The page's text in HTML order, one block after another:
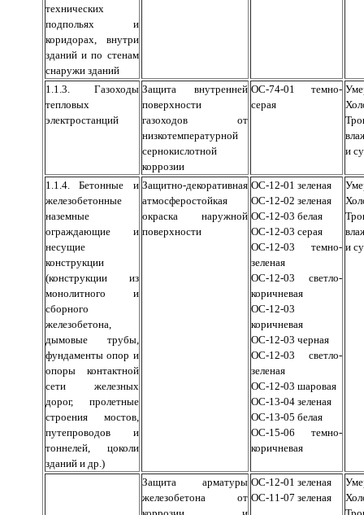
технических
подпольях и
коридорах, внутри
зданий и по стенам
снаружи зданий
1.1.3. Газоходы
тепловых
электростанций
Защита внутренней
поверхности
газоходов от
низкотемпературной
сернокислотной
коррозии
ОС-74-01 темно-
серая
и
1.1.4. Бетонные и
железобетонные
наземные
ограждающие и
несущие
конструкции
(конструкции из
монолитного и
сборного
железобетона,
дымовые трубы,
фундаменты опор и
опоры контактной
сети железных
дорог, пролетные
строения мостов,
путепроводов и
тоннелей, цоколи
зданий и др.)
Защитно-декоративная
атмосферостойкая
окраска наружной
поверхности
ОС-12-01 зеленая
ОС-12-02 зеленая
ОС-12-03 белая
ОС-12-03 серая
ОС-12-03 темно-
зеленая
ОС-12-03 светло-
коричневая
ОС-12-03
коричневая
ОС-12-03 черная
ОС-12-03 светло-
зеленая
ОС-12-03 шаровая
ОС-13-04 зеленая
ОС-13-05 белая
ОС-15-06 темно-
коричневая
и
Защита арматуры
железобетона от
ОС-12-01 зеленая
ОС-11-07 зеленая